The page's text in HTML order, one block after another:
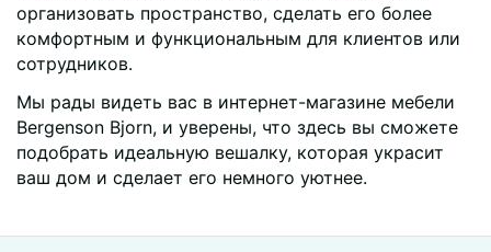
организовать пространство, сделать его более
комфортным и функциональным для клиентов или
сотрудников.
Мы рады видеть вас в интернет-магазине мебели
Bergenson Bjorn, и уверены, что здесь вы сможете
подобрать идеальную вешалку, которая украсит
ваш дом и сделает его немного уютнее.